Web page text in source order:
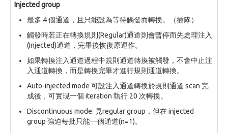
Injected group
最多 4 個通道，且只能設為等待觸發而轉換。（插隊）
觸發時若正在轉換規則(Regular)通道則會暫停而先處理注入
(Injected)通道，完畢後恢復原運作。
如果轉換注入通道過程中規則通道轉換被觸發，不會中止注
入通道轉換，而是轉換完畢才進行規則通道轉換。
Auto-injected mode 可設注入通道轉換於規則通道 scan 完
成後，可實現一個 iteration 執行 20 次轉換。
Discontinuous mode: 見regular group，但在 injected
group 強迫每批只能一個通道(n=1)。